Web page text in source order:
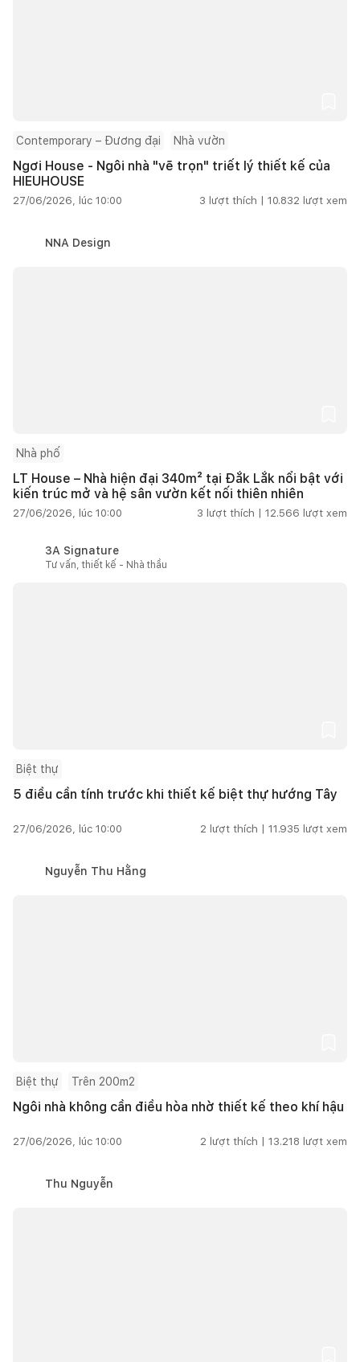
Contemporary – Đương đại Nhà vườn
Ngơi House - Ngôi nhà "vẽ trọn" triết lý thiết kế của
HIEUHOUSE
27/06/2026, lúc 10:00 3 lượt thích | 10.832 lượt xem
NNA Design
Nhà phố
LT House – Nhà hiện đại 340m² tại Đắk Lắk nổi bật với
kiến trúc mở và hệ sân vườn kết nối thiên nhiên
27/06/2026, lúc 10:00 3 lượt thích | 12.566 lượt xem
3A Signature
Tư vấn, thiết kế - Nhà thầu
Biệt thự
5 điều cần tính trước khi thiết kế biệt thự hướng Tây
27/06/2026, lúc 10:00 2 lượt thích | 11.935 lượt xem
Nguyễn Thu Hằng
Biệt thự Trên 200m2
Ngôi nhà không cần điều hòa nhờ thiết kế theo khí hậu
27/06/2026, lúc 10:00 2 lượt thích | 13.218 lượt xem
Thu Nguyễn